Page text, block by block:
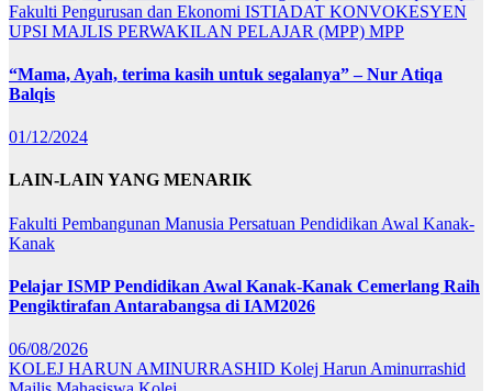
Fakulti Pengurusan dan Ekonomi ISTIADAT KONVOKESYEN
UPSI MAJLIS PERWAKILAN PELAJAR (MPP) MPP
“Mama, Ayah, terima kasih untuk segalanya” – Nur Atiqa
Balqis
01/12/2024
LAIN-LAIN YANG MENARIK
Fakulti Pembangunan Manusia Persatuan Pendidikan Awal Kanak-
Kanak
Pelajar ISMP Pendidikan Awal Kanak-Kanak Cemerlang Raih
Pengiktirafan Antarabangsa di IAM2026
06/08/2026
KOLEJ HARUN AMINURRASHID Kolej Harun Aminurrashid